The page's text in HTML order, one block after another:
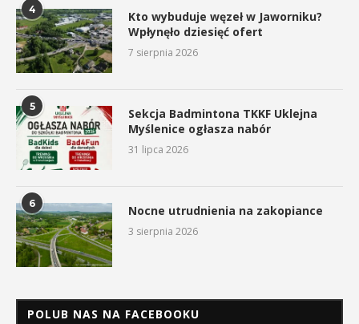
4
Kto wybuduje węzeł w Jaworniku?
Wpłynęło dziesięć ofert
7 sierpnia 2026
5
Sekcja Badmintona TKKF Uklejna
Myślenice ogłasza nabór
31 lipca 2026
6 Nocne utrudnienia na zakopiance
3 sierpnia 2026
POLUB NAS NA FACEBOOKU